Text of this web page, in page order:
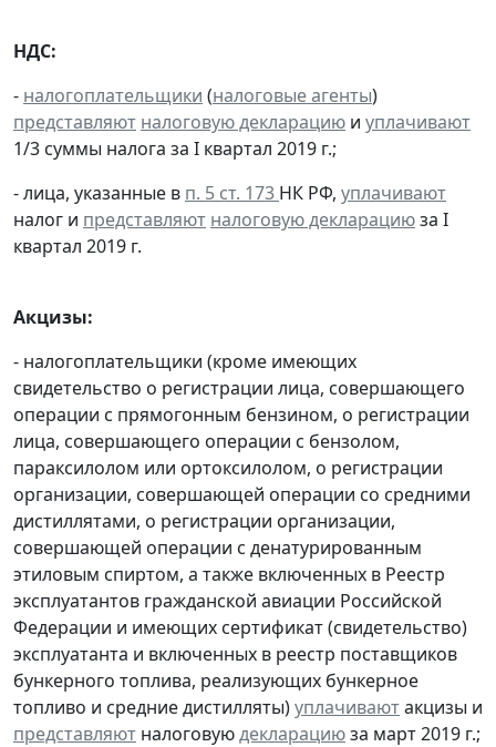
НДС:
- налогоплательщики (налоговые агенты)
представляют налоговую декларацию и уплачивают
1/3 суммы налога за I квартал 2019 г.;
- лица, указанные в п. 5 ст. 173 НК РФ, уплачивают
налог и представляют налоговую декларациюза I
квартал 2019 г.
Акцизы:
- налогоплательщики (кроме имеющих
свидетельство о регистрации лица, совершающего
операции с прямогонным бензином, о регистрации
лица, совершающего операции с бензолом,
параксилолом или ортоксилолом, о регистрации
организации, совершающей операции со средними
дистиллятами, о регистрации организации,
совершающей операции с денатурированным
этиловым спиртом, а также включенных в Реестр
эксплуатантов гражданской авиации Российской
Федерации и имеющих сертификат (свидетельство)
эксплуатанта и включенных в реестр поставщиков
бункерного топлива, реализующих бункерное
топливо и средние дистилляты)уплачиваютакцизы и
представляют налоговуюдекларациюза март 2019 г.;